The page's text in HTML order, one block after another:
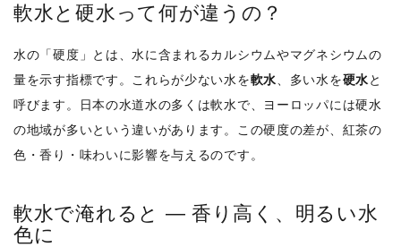
軟水と硬水って何が違うの？
水の「硬度」とは、水に含まれるカルシウムやマグネシウムの
量を示す指標です。これらが少ない水を軟水 、多い水を硬水と
呼びます。日本の水道水の多くは軟水で、ヨーロッパには硬水
の地域が多いという違いがあります。この硬度の差が、紅茶の
色・香り・味わいに影響を与えるのです。
軟水で淹れると ― 香り高く、明るい水
色に